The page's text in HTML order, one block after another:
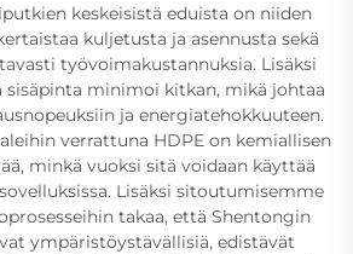
keskeisistä eduista on niiden
kuljetusta ja asennusta sekä
työvoimakustannuksia. Lisäksi
sisäpinta minimoi kitkan, mikä johtaa
ja energiatehokkuuteen.
verrattuna HDPE on kemiallisen
minkä vuoksi sitä voidaan käyttää
Lisäksi sitoutumisemme
takaa, että Shentongin
ympäristöystävällisiä, edistävät